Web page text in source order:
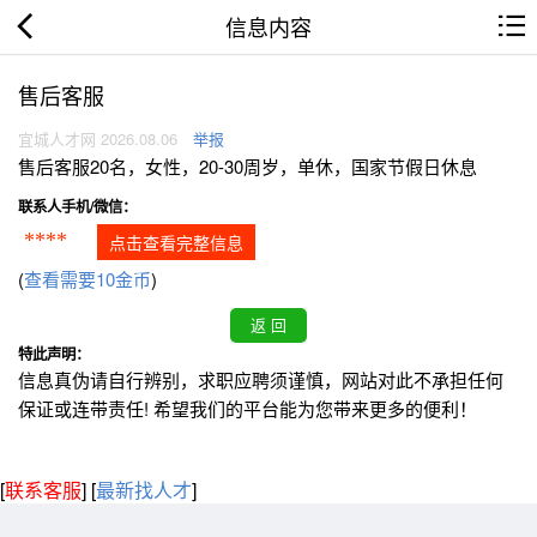
信息内容
售后客服
宜城人才网 2026.08.06 举报
售后客服20名，女性，20-30周岁，单休，国家节假日休息
联系人手机/微信：
**** 点击查看完整信息
(查看需要10金币)
特此声明：
信息真伪请自行辨别，求职应聘须谨慎，网站对此不承担任何
保证或连带责任! 希望我们的平台能为您带来更多的便利！
[联系客服] [最新找人才]